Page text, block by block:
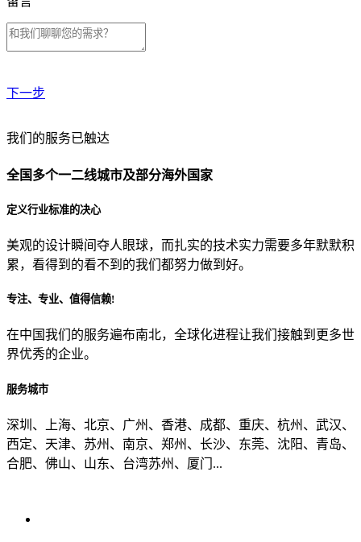
下一步
贵公司预算范围是？
贵公司的团队规模是？
目前主要的营销渠道是？
我们的服务已触达
全国多个一二线城市及部分海外国家
定义行业标准的决心
美观的设计瞬间夺人眼球，而扎实的技术实力需要多年默默积
累，看得到的看不到的我们都努力做到好。
专注、专业、值得信赖!
在中国我们的服务遍布南北，全球化进程让我们接触到更多世
界优秀的企业。
服务城市
深圳、上海、北京、广州、香港、成都、重庆、杭州、武汉、
西定、天津、苏州、南京、郑州、长沙、东莞、沈阳、青岛、
合肥、佛山、山东、台湾苏州、厦门...